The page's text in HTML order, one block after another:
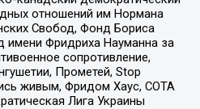
отношений им Нормана
Свобод, Фонд Бориса
Фридриха Науманна за
сопротивление,
Прометей, Stop
живым, Фридом Хаус, СОТА
Лига Украины